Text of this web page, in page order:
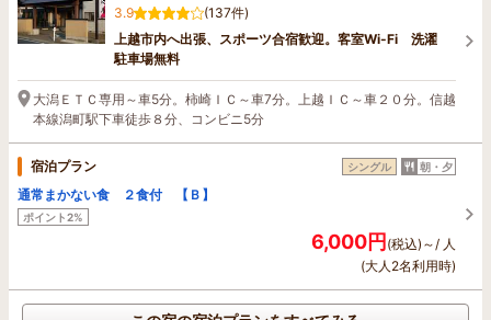
3.9
(137件)
上越市内へ出張、スポーツ合宿歓迎。客室Wi-Fi 洗濯
駐車場無料
大潟ＥＴＣ専用～車5分。柿崎ＩＣ～車7分。上越ＩＣ～車２０分。信越
本線潟町駅下車徒歩８分、コンビニ5分
宿泊プラン シングル 朝・夕
通常まかない食 ２食付 【Ｂ】
ポイント2%
6,000円(税込)～/ 人
(大人2名利用時)